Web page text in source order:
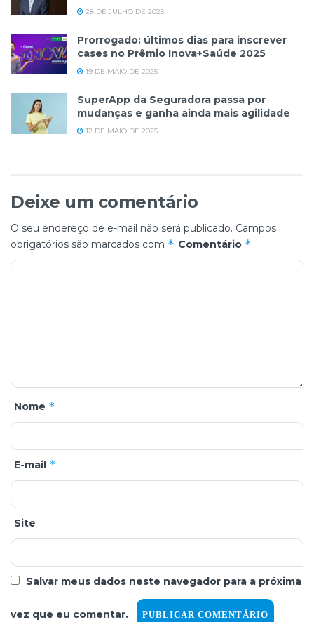
28 DE JULHO DE 2025
Prorrogado: últimos dias para inscrever
cases no Prêmio Inova+Saúde 2025
19 DE MAIO DE 2025
SuperApp da Seguradora passa por
mudanças e ganha ainda mais agilidade
12 DE MAIO DE 2025
Deixe um comentário
O seu endereço de e-mail não será publicado. Campos
obrigatórios são marcados com * Comentário *
Nome *
E-mail *
Site
Salvar meus dados neste navegador para a próxima
vez que eu comentar.